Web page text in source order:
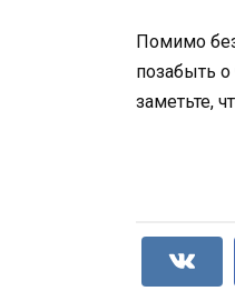
Помимо
позабыть
заметьте,